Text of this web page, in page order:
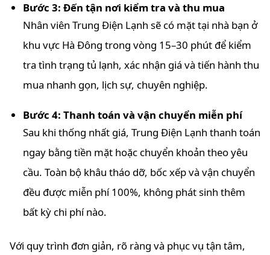
Bước 3: Đến tận nơi kiểm tra và thu mua
Nhân viên Trung Điện Lạnh sẽ có mặt tại nhà bạn ở
khu vực Hà Đông trong vòng 15–30 phút để kiểm
tra tình trạng tủ lạnh, xác nhận giá và tiến hành thu
mua nhanh gọn, lịch sự, chuyên nghiệp.
Bước 4: Thanh toán và vận chuyển miễn phí
Sau khi thống nhất giá, Trung Điện Lạnh thanh toán
ngay bằng tiền mặt hoặc chuyển khoản theo yêu
cầu. Toàn bộ khâu tháo dỡ, bốc xếp và vận chuyển
đều được miễn phí 100%, không phát sinh thêm
bất kỳ chi phí nào.
Với quy trình đơn giản, rõ ràng và phục vụ tận tâm,